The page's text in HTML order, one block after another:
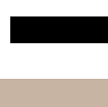
CAPTCHA